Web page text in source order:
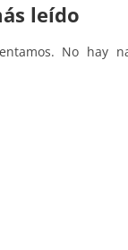
leído
No hay